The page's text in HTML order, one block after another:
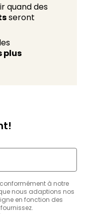
quand des
seront
plus
à notre
nous adaptions nos
en fonction des